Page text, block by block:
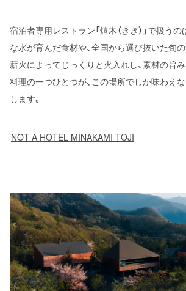
宿泊者専用レストラン「熺木（きぎ）」で扱う
な水が育んだ食材や、全国から選び抜いた旬の
薪火によってじっくりと火入れし、素材の旨
料理の一つひとつが、この場所でしか味わえ
します。
NOT A HOTEL MINAKAMI TOJI